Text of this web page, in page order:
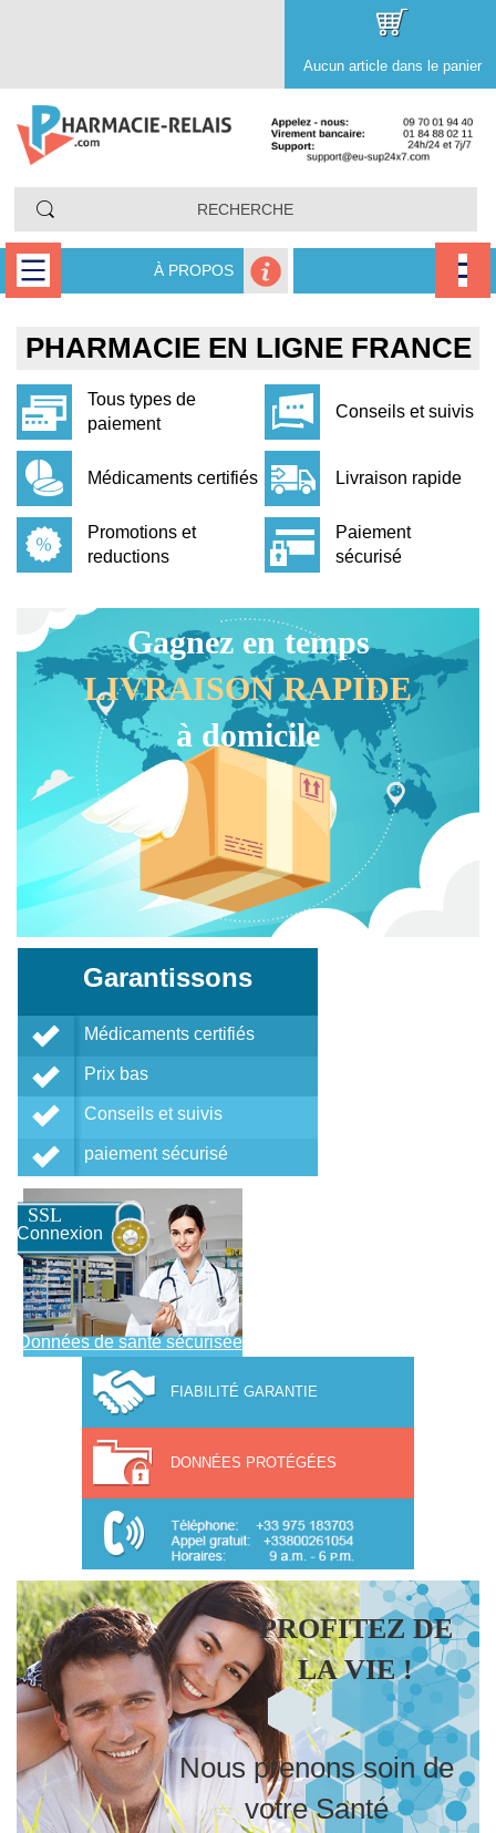
Aucun article dans le panier
À PROPOS
PHARMACIE EN LIGNE FRANCE
Tous types de
paiement
Conseils et suivis
Médicaments certifiés Livraison rapide
Promotions et
reductions
Paiement
sécurisé
Gagnez en temps
LIVRAISON RAPIDE
à domicile
Garantissons
Médicaments certifiés
Prix bas
Conseils et suivis
paiement sécurisé
SSL
Connexion
Données de santé sécurisée
FIABILITÉ GARANTIE
DONNÉES PROTÉGÉES
PROFITEZ DE
LA VIE !
Nous prenons soin de
votre Santé